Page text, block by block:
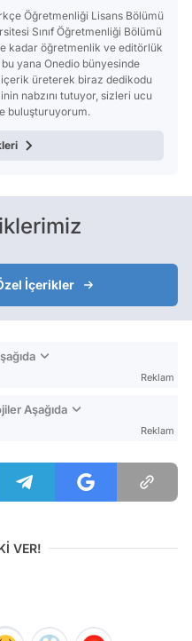
Öğretmenliği Lisans Bölümü
Sınıf Öğretmenliği Bölümü
kadar öğretmenlik ve editörlük
yana Onedio bünyesinde
içerik üreterek biraz dedikodu
nabzını tutuyor, sizleri ucu
buluşturuyorum.
İçerikler
Reklam
Aşağıda
Reklam
VER!